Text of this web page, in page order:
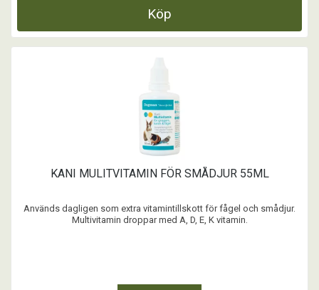
Köp
KANI MULITVITAMIN FÖR SMÅDJUR 55ML
Används dagligen som extra vitamintillskott för fågel och smådjur.
Multivitamin droppar med A, D, E, K vitamin.